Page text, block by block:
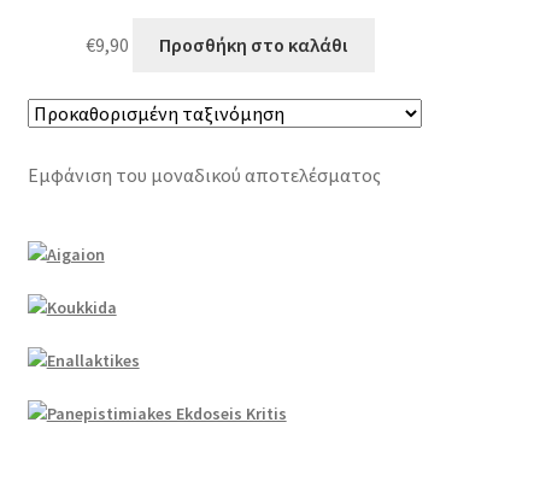
€9,90 Προσθήκη στο καλάθι
Εμφάνιση του μοναδικού αποτελέσματος